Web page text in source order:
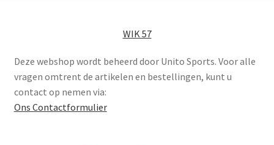
WIK 57
Deze webshop wordt beheerd door Unito Sports. Voor alle
vragen omtrent de artikelen en bestellingen, kunt u
contact op nemen via:
Ons Contactformulier